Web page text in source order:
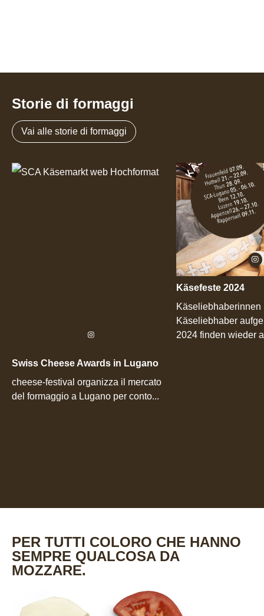
Storie di formaggi
Vai alle storie di formaggi
Swiss Cheese Awards in Lugano
cheese-festival organizza il mercato
del formaggio a Lugano per conto...
Käsefeste 2024
Käseliebhaberinnen
Käseliebhaber
2024 finden wieder
PER TUTTI COLORO CHE HANNO
SEMPRE QUALCOSA DA
MOZZARE.